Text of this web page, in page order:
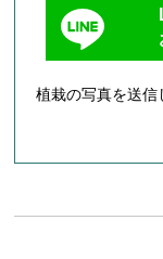
植栽の写真を送信